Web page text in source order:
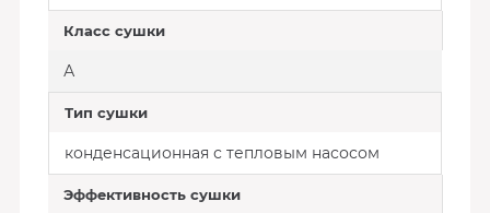
Класс сушки
А
Тип сушки
конденсационная с тепловым насосом
Эффективность сушки